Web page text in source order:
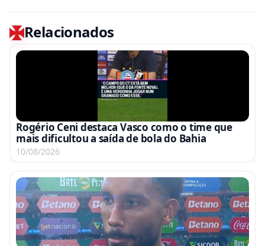
Relacionados
Rogério Ceni destaca Vasco como o time que
mais dificultou a saída de bola do Bahia
10/08/2026